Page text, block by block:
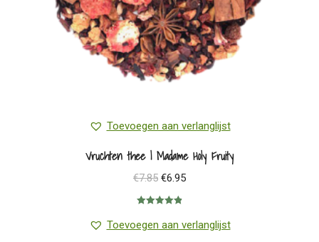
Toevoegen aan verlanglijst
Vruchten thee | Madame Holy Fruity
€7.85 Oorspronkelijke
prijs
€6.95Huidige
€6.95.
4.88uit 5
Toevoegen aan verlanglijst